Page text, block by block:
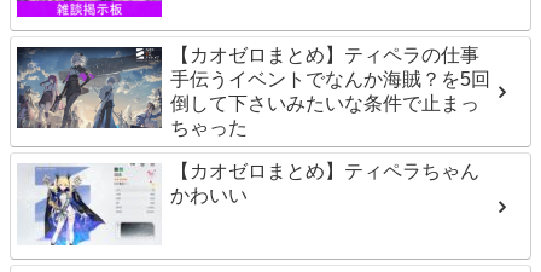
【カオゼロまとめ】ティペラの仕事
手伝うイベントでなんか海賊？を5回
倒して下さいみたいな条件で止まっ
ちゃった
【カオゼロまとめ】ティペラちゃん
かわいい